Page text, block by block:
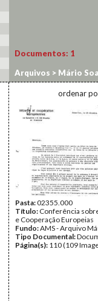
Documentos: 1
Arquivos > Mário
Coop. Europeias
ordenar
Pasta:02355.000
Título: Conferência
e Cooperação Europeias
Fundo:AMS - Arquivo
Tipo Documental:
Página(s): 110 (109